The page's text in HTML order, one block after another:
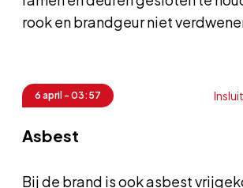
rook en brandgeur niet
6 april - 03:57
Asbest
Bij de brand is ook asbest